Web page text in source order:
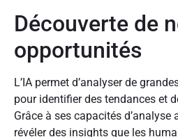
Découverte de
opportunités
L’IA permet d’analyser de
pour identifier des tendances et
Grâce à ses capacités d’analyse
révéler des insights que les